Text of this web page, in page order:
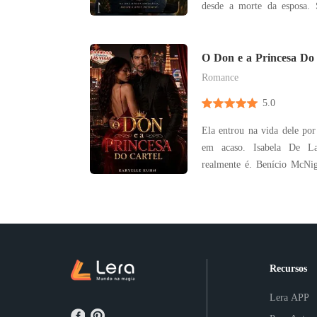
desde a morte da esposa.
Ana, de 22 anos, é bela,
também rebel
O Don e a Princesa
Romance
5.0
Ela entrou na vida dele
em acaso. Isabela De
realmente é. Benício
Recursos
Lera APP